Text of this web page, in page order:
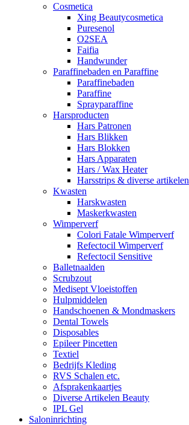
Cosmetica
Xing Beautycosmetica
Puresenol
O2SEA
Faifia
Handwunder
Paraffinebaden en Paraffine
Paraffinebaden
Paraffine
Sprayparaffine
Harsproducten
Hars Patronen
Hars Blikken
Hars Blokken
Hars Apparaten
Hars / Wax Heater
Harsstrips & diverse artikelen
Kwasten
Harskwasten
Maskerkwasten
Wimperverf
Colori Fatale Wimperverf
Refectocil Wimperverf
Refectocil Sensitive
Balletnaalden
Scrubzout
Medisept Vloeistoffen
Hulpmiddelen
Handschoenen & Mondmaskers
Dental Towels
Disposables
Epileer Pincetten
Textiel
Bedrijfs Kleding
RVS Schalen etc.
Afsprakenkaartjes
Diverse Artikelen Beauty
IPL Gel
Saloninrichting